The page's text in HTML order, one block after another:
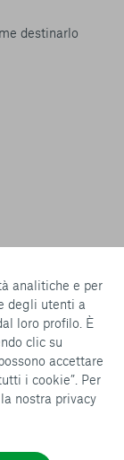
analitiche e per
degli utenti a
loro profilo. È
clic su
accettare
i cookie”. Per
nostra privacy
destinarlo
cosa sapere e